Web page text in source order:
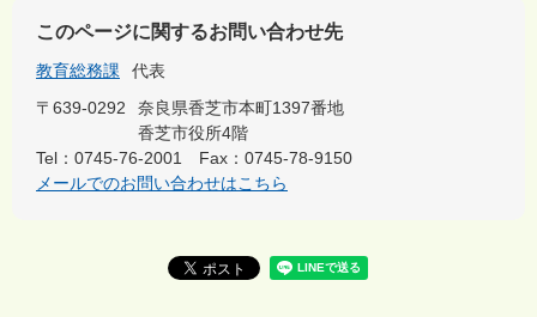
このページに関するお問い合わせ先
教育総務課
代表
〒639-0292
奈良県香芝市本町1397番地
香芝市役所4階
Tel：0745-76-2001
Fax：0745-78-9150
メールでのお問い合わせはこちら